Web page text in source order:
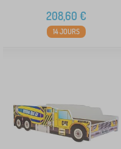
208,60 €
14 JOURS